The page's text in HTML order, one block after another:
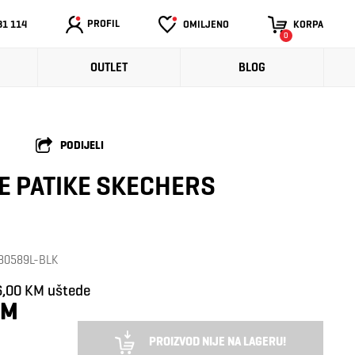
114 PROFIL OMILJENO KORPA
0
OUTLET BLOG
PODIJELI
PATIKE SKECHERS
BLK
KM uštede
PROIZVOD NIJE NA LAGERU!